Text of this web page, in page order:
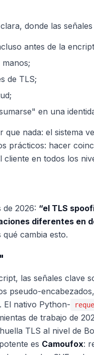
donde las
antes de la
de TLS;
en una
nada: el sistema
prácticos: hacer
en todos los
de 2026: “el TLS
diferentes en
cambia esto.
las señales clave
pseudo-
El nativo Python-
de trabajo de
TLS al nivel de
es Camoufox: